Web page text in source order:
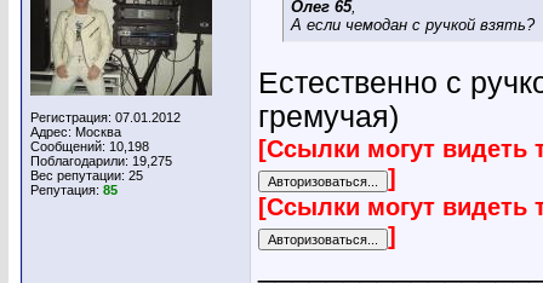
Регистрация: 07.01.2012
Адрес: Москва
Сообщений: 10,198
Поблагодарили: 19,275
Вес репутации: 25
Репутация: 85
Олег 65,
А если чемодан с ручкой взять?
Естественно с
гремучая)
[Ссылки могут видеть
]
[Ссылки могут видеть
]